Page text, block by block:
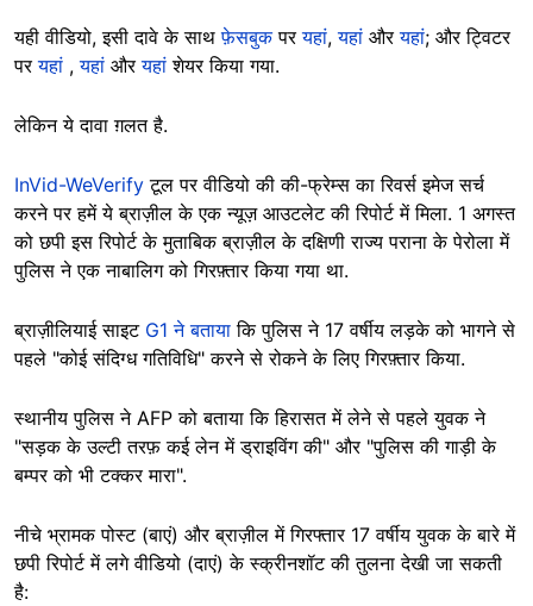
यही वीडियो, इसी दावे के साथफ़ेसबुकपरयहां,यहां औरयहां; और ट्विटर
परयहां ,यहां औरयहां शेयर किया गया.
लेकिन ये दावा ग़लत है.
InVid-WeVerify टूल पर वीडियो की की-फ्रेम्स का रिवर्स इमेज सर्च
करने पर हमें ये ब्राज़ील के एक न्यूज़ आउटलेट की रिपोर्ट में मिला. 1 अगस्त
को छपी इस रिपोर्ट के मुताबिक ब्राज़ील के दक्षिणी राज्य पराना के पेरोला में
पुलिस ने एक नाबालिग को गिरफ़्तार किया गया था.
ब्राज़ीलियाई साइट G1 ने बताया कि पुलिस ने 17 वर्षीय लड़के को भागने से
पहले "कोई संदिग्ध गतिविधि" करने से रोकने के लिए गिरफ़्तार किया.
स्थानीय पुलिस ने AFP को बताया कि हिरासत में लेने से पहले युवक ने
"सड़क के उल्टी तरफ़ कई लेन में ड्राइविंग की" और "पुलिस की गाड़ी के
बम्पर को भी टक्कर मारा".
नीचे भ्रामक पोस्ट (बाएं) और ब्राज़ील में गिरफ्तार 17 वर्षीय युवक के बारे में
छपी रिपोर्ट में लगे वीडियो (दाएं) के स्क्रीनशॉट की तुलना देखी जा सकती
है: